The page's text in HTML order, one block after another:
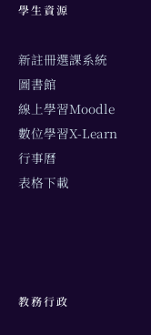
學生資源
新註冊選課系統
圖書館
線上學習Moodle
數位學習X-Learn
行事曆
表格下載
教務行政